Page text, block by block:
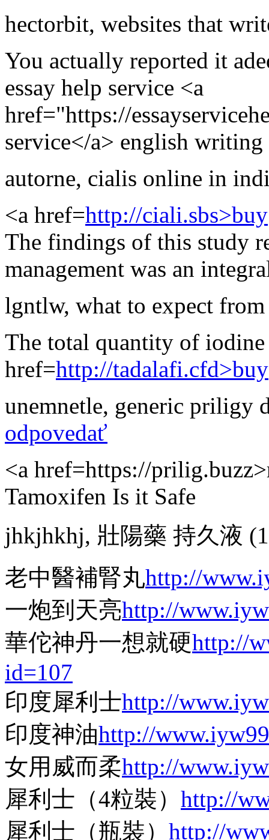
hectorbit, websites that
You actually reported it
essay help service <a
href="https://
service</a> english
autorne, cialis online in
<a href=http://ciali.sbs>buy
The findings of this study
management was an
lgntlw, what to expect
The total quantity of
href=http://tadalafi.cfd>buy
unemnetle, generic priligy
odpovedať
<a href=https://
Tamoxifen Is it Safe
jhkjhkhj, 壯陽藥 持久液
老中醫補腎丸http://
一炮到天亮http://
華佗神丹一想就硬http://
id=107
印度犀利士http://
印度神油http://
女用威而柔http://
犀利士（4粒裝） http://
犀利士（瓶裝） http://